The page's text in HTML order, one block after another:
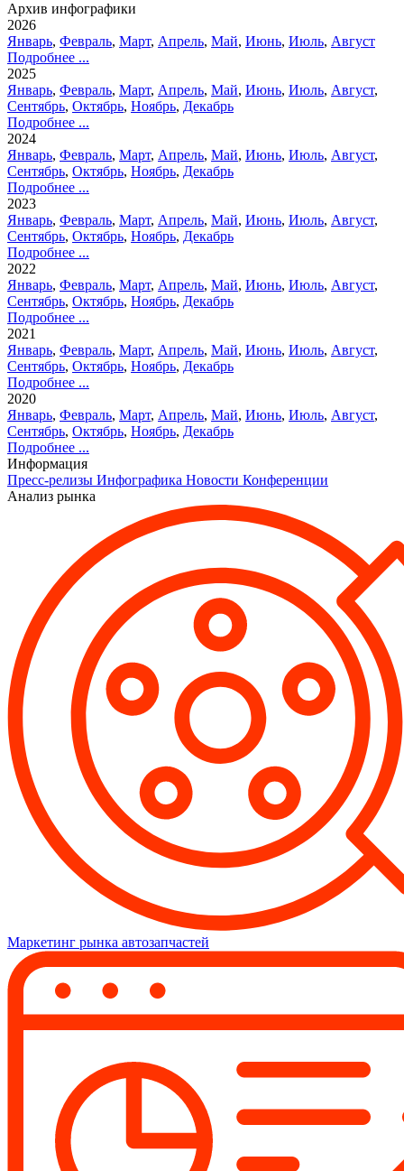
Архив инфографики
2026
Январь, Февраль, Март, Апрель, Май, Июнь, Июль, Август
Подробнее ...
2025
Январь, Февраль, Март, Апрель, Май, Июнь, Июль, Август,
Сентябрь, Октябрь, Ноябрь, Декабрь
Подробнее ...
2024
Январь, Февраль, Март, Апрель, Май, Июнь, Июль, Август,
Сентябрь, Октябрь, Ноябрь, Декабрь
Подробнее ...
2023
Январь, Февраль, Март, Апрель, Май, Июнь, Июль, Август,
Сентябрь, Октябрь, Ноябрь, Декабрь
Подробнее ...
2022
Январь, Февраль, Март, Апрель, Май, Июнь, Июль, Август,
Сентябрь, Октябрь, Ноябрь, Декабрь
Подробнее ...
2021
Январь, Февраль, Март, Апрель, Май, Июнь, Июль, Август,
Сентябрь, Октябрь, Ноябрь, Декабрь
Подробнее ...
2020
Январь, Февраль, Март, Апрель, Май, Июнь, Июль, Август,
Сентябрь, Октябрь, Ноябрь, Декабрь
Подробнее ...
Информация
Пресс-релизы Инфографика Новости Конференции
Анализ рынка
Маркетинг рынка автозапчастей